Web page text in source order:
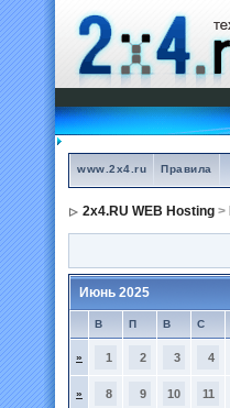
www.2x4.ru Правила
2x4.RU WEB Hosting >
Июнь 2025
В П В С
» 1 2 3 4
» 8 9 10 11